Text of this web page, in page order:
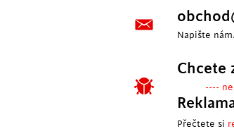
Napište
Chcete
----
Přečtete si